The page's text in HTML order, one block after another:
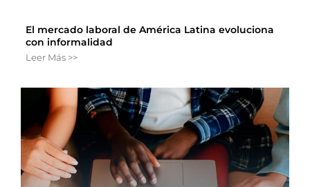
El mercado laboral de América Latina evoluciona
con informalidad
Leer Más >>